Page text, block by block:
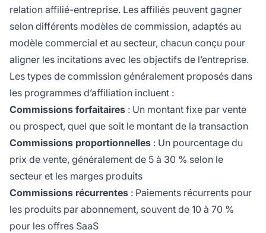
relation affilié-entreprise. Les affiliés peuvent gagner
selon différents modèles de commission, adaptés au
modèle commercial et au secteur, chacun conçu pour
aligner les incitations avec les objectifs de l’entreprise.
Les types de commission généralement proposés dans
les programmes d’affiliation incluent :
Commissions forfaitaires : Un montant fixe par vente
ou prospect, quel que soit le montant de la transaction
Commissions proportionnelles : Un pourcentage du
prix de vente, généralement de 5 à 30 % selon le
secteur et les marges produits
Commissions récurrentes : Paiements récurrents pour
les produits par abonnement, souvent de 10 à 70 %
pour les offres SaaS